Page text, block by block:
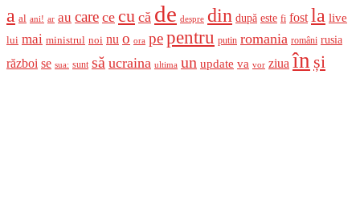
a al ani! ar au care ce cu că de despre din după este fi fost la live
lui mai ministrul noi nu o ora pepentru putin romania români rusia
război se sua: sunt să ucraina ultima un update va vor ziua în și